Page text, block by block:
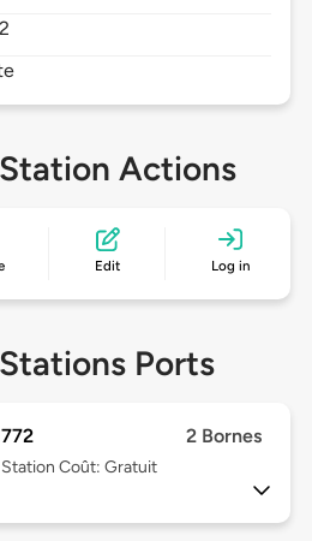
Actions
Edit Log in
Ports
2 Bornes
Coût: Gratuit